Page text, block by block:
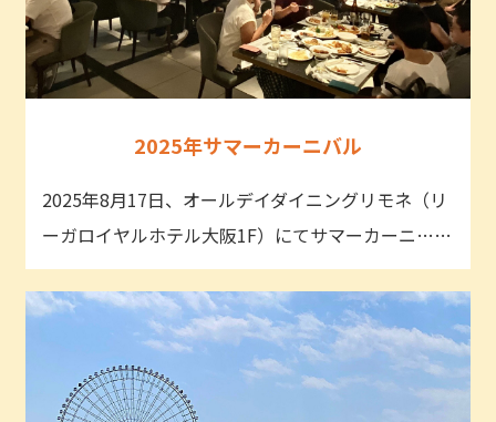
2025年サマーカーニバル
2025年8月17日、オールデイダイニングリモネ（リ
ーガロイヤルホテル大阪1F）にてサマーカーニ……